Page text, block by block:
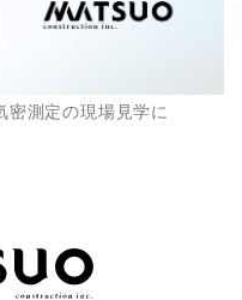
密測定の現場見学に